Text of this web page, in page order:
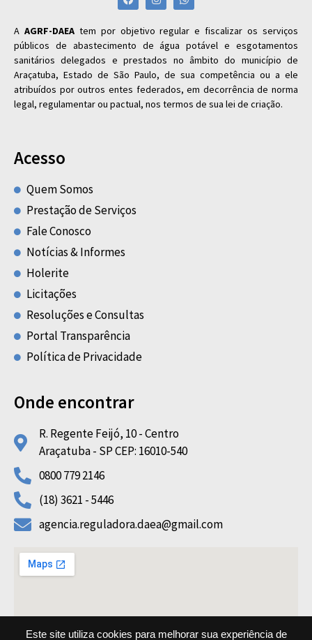
Este site utiliza cookies para melhorar sua experiência de
A AGRF-DAEAtem por objetivo regular e fiscalizar os serviços
públicos de abastecimento de água potável e esgotamentos
sanitários delegados e prestados no âmbito do município de
Araçatuba, Estado de São Paulo, de sua competência ou a ele
atribuídos por outros entes federados, em decorrência de norma
legal, regulamentar ou pactual, nos termos de sua lei de criação.
Acesso
Quem Somos
Prestação de Serviços
Fale Conosco
Notícias & Informes
Holerite
Licitações
Resoluções e Consultas
Portal Transparência
Política de Privacidade
Onde encontrar
R. Regente Feijó, 10 - Centro
Araçatuba - SP CEP: 16010-540
0800 779 2146
(18) 3621 - 5446
agencia.reguladora.daea@gmail.com